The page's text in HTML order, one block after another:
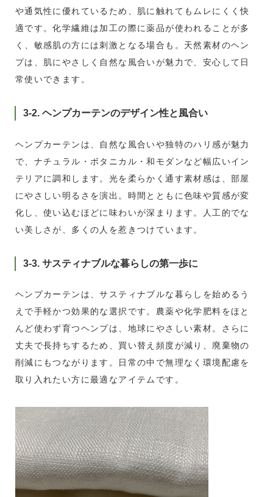
や通気性に優れているため、肌に触れてもムレにくく快
適です。化学繊維は加工の際に薬品が使われることが多
く、敏感肌の方には刺激となる場合も。天然素材のヘン
プは、肌にやさしく自然な風合いが魅力で、安心して日
常使いできます。
3-2. ヘンプカーテンのデザイン性と風合い
ヘンプカーテンは、自然な風合いや独特のハリ感が魅力
で、ナチュラル・ボタニカル・和モダンなど幅広いイン
テリアに調和します。光を柔らかく通す素材感は、部屋
にやさしい明るさを演出。時間とともに色味や質感が変
化し、使い込むほどに味わいが深まります。人工的でな
い美しさが、多くの人を惹きつけています。
3-3. サスティナブルな暮らしの第一歩に
ヘンプカーテンは、サスティナブルな暮らしを始めるう
えで手軽かつ効果的な選択です。農薬や化学肥料をほと
んど使わず育つヘンプは、地球にやさしい素材。さらに
丈夫で長持ちするため、買い替え頻度が減り、廃棄物の
削減にもつながります。日常の中で無理なく環境配慮を
取り入れたい方に最適なアイテムです。